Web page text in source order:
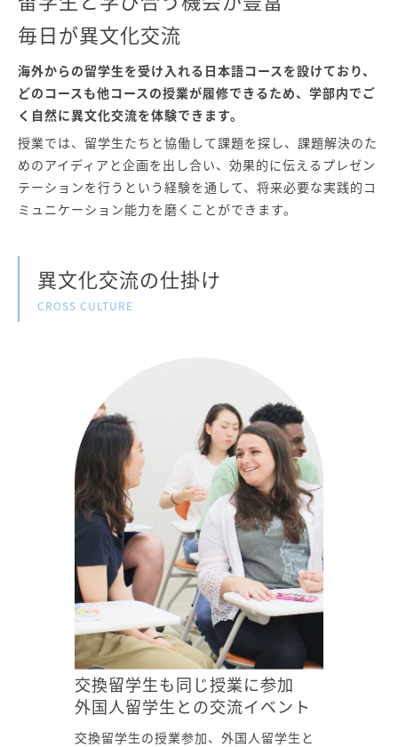
毎日が異文化交流
海外からの留学生を受け入れる日本語コースを設けており、
どのコースも他コースの授業が履修できるため、学部内でご
く自然に異文化交流を体験できます。
授業では、留学生たちと協働して課題を探し、課題解決のた
めのアイディアと企画を出し合い、効果的に伝えるプレゼン
テーションを行うという経験を通して、将来必要な実践的コ
ミュニケーション能力を磨くことができます。
異文化交流の仕掛け
CROSS CULTURE
交換留学生も同じ授業に参加
外国人留学生との交流イベント
交換留学生の授業参加、外国人留学生と